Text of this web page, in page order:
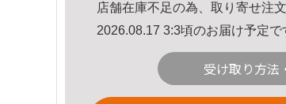
店舗在庫不足の為、取り寄せ注文
2026.08.17 3:3頃のお届け予定で
受け取り方法